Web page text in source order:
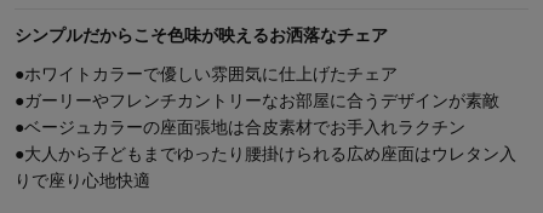
シンプルだからこそ色味が映えるお洒落なチェア
●ホワイトカラーで優しい雰囲気に仕上げたチェア
●ガーリーやフレンチカントリーなお部屋に合うデザインが素敵
●ベージュカラーの座面張地は合皮素材でお手入れラクチン
●大人から子どもまでゆったり腰掛けられる広め座面はウレタン入
りで座り心地快適